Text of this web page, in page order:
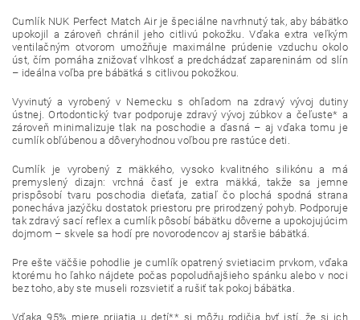
Cumlík NUK Perfect Match Air je špeciálne navrhnutý tak, aby bábätko
upokojil a zároveň chránil jeho citlivú pokožku. Vďaka extra veľkým
ventilačným otvorom umožňuje maximálne prúdenie vzduchu okolo
úst, čím pomáha znižovať vlhkosť a predchádzať zapareninám od slín
– ideálna voľba pre bábätká s citlivou pokožkou.
Vyvinutý a vyrobený v Nemecku s ohľadom na zdravý vývoj dutiny
ústnej. Ortodontický tvar podporuje zdravý vývoj zúbkov a čeľuste* a
zároveň minimalizuje tlak na poschodie a ďasná – aj vďaka tomu je
cumlík obľúbenou a dôveryhodnou voľbou pre rastúce deti.
Cumlík je vyrobený z mäkkého, vysoko kvalitného silikónu a má
premyslený dizajn: vrchná časť je extra mäkká, takže sa jemne
prispôsobí tvaru poschodia dieťaťa, zatiaľ čo plochá spodná strana
ponecháva jazýčku dostatok priestoru pre prirodzený pohyb. Podporuje
tak zdravý sací reflex a cumlík pôsobí bábätku dôverne a upokojujúcim
dojmom – skvele sa hodí pre novorodencov aj staršie bábätká.
Pre ešte väčšie pohodlie je cumlík opatrený svietiacim prvkom, vďaka
ktorému ho ľahko nájdete počas popoludňajšieho spánku alebo v noci
bez toho, aby ste museli rozsvietiť a rušiť tak pokoj bábätka.
Vďaka 95% miere prijatia u detí** si môžu rodičia byť istí, že si ich